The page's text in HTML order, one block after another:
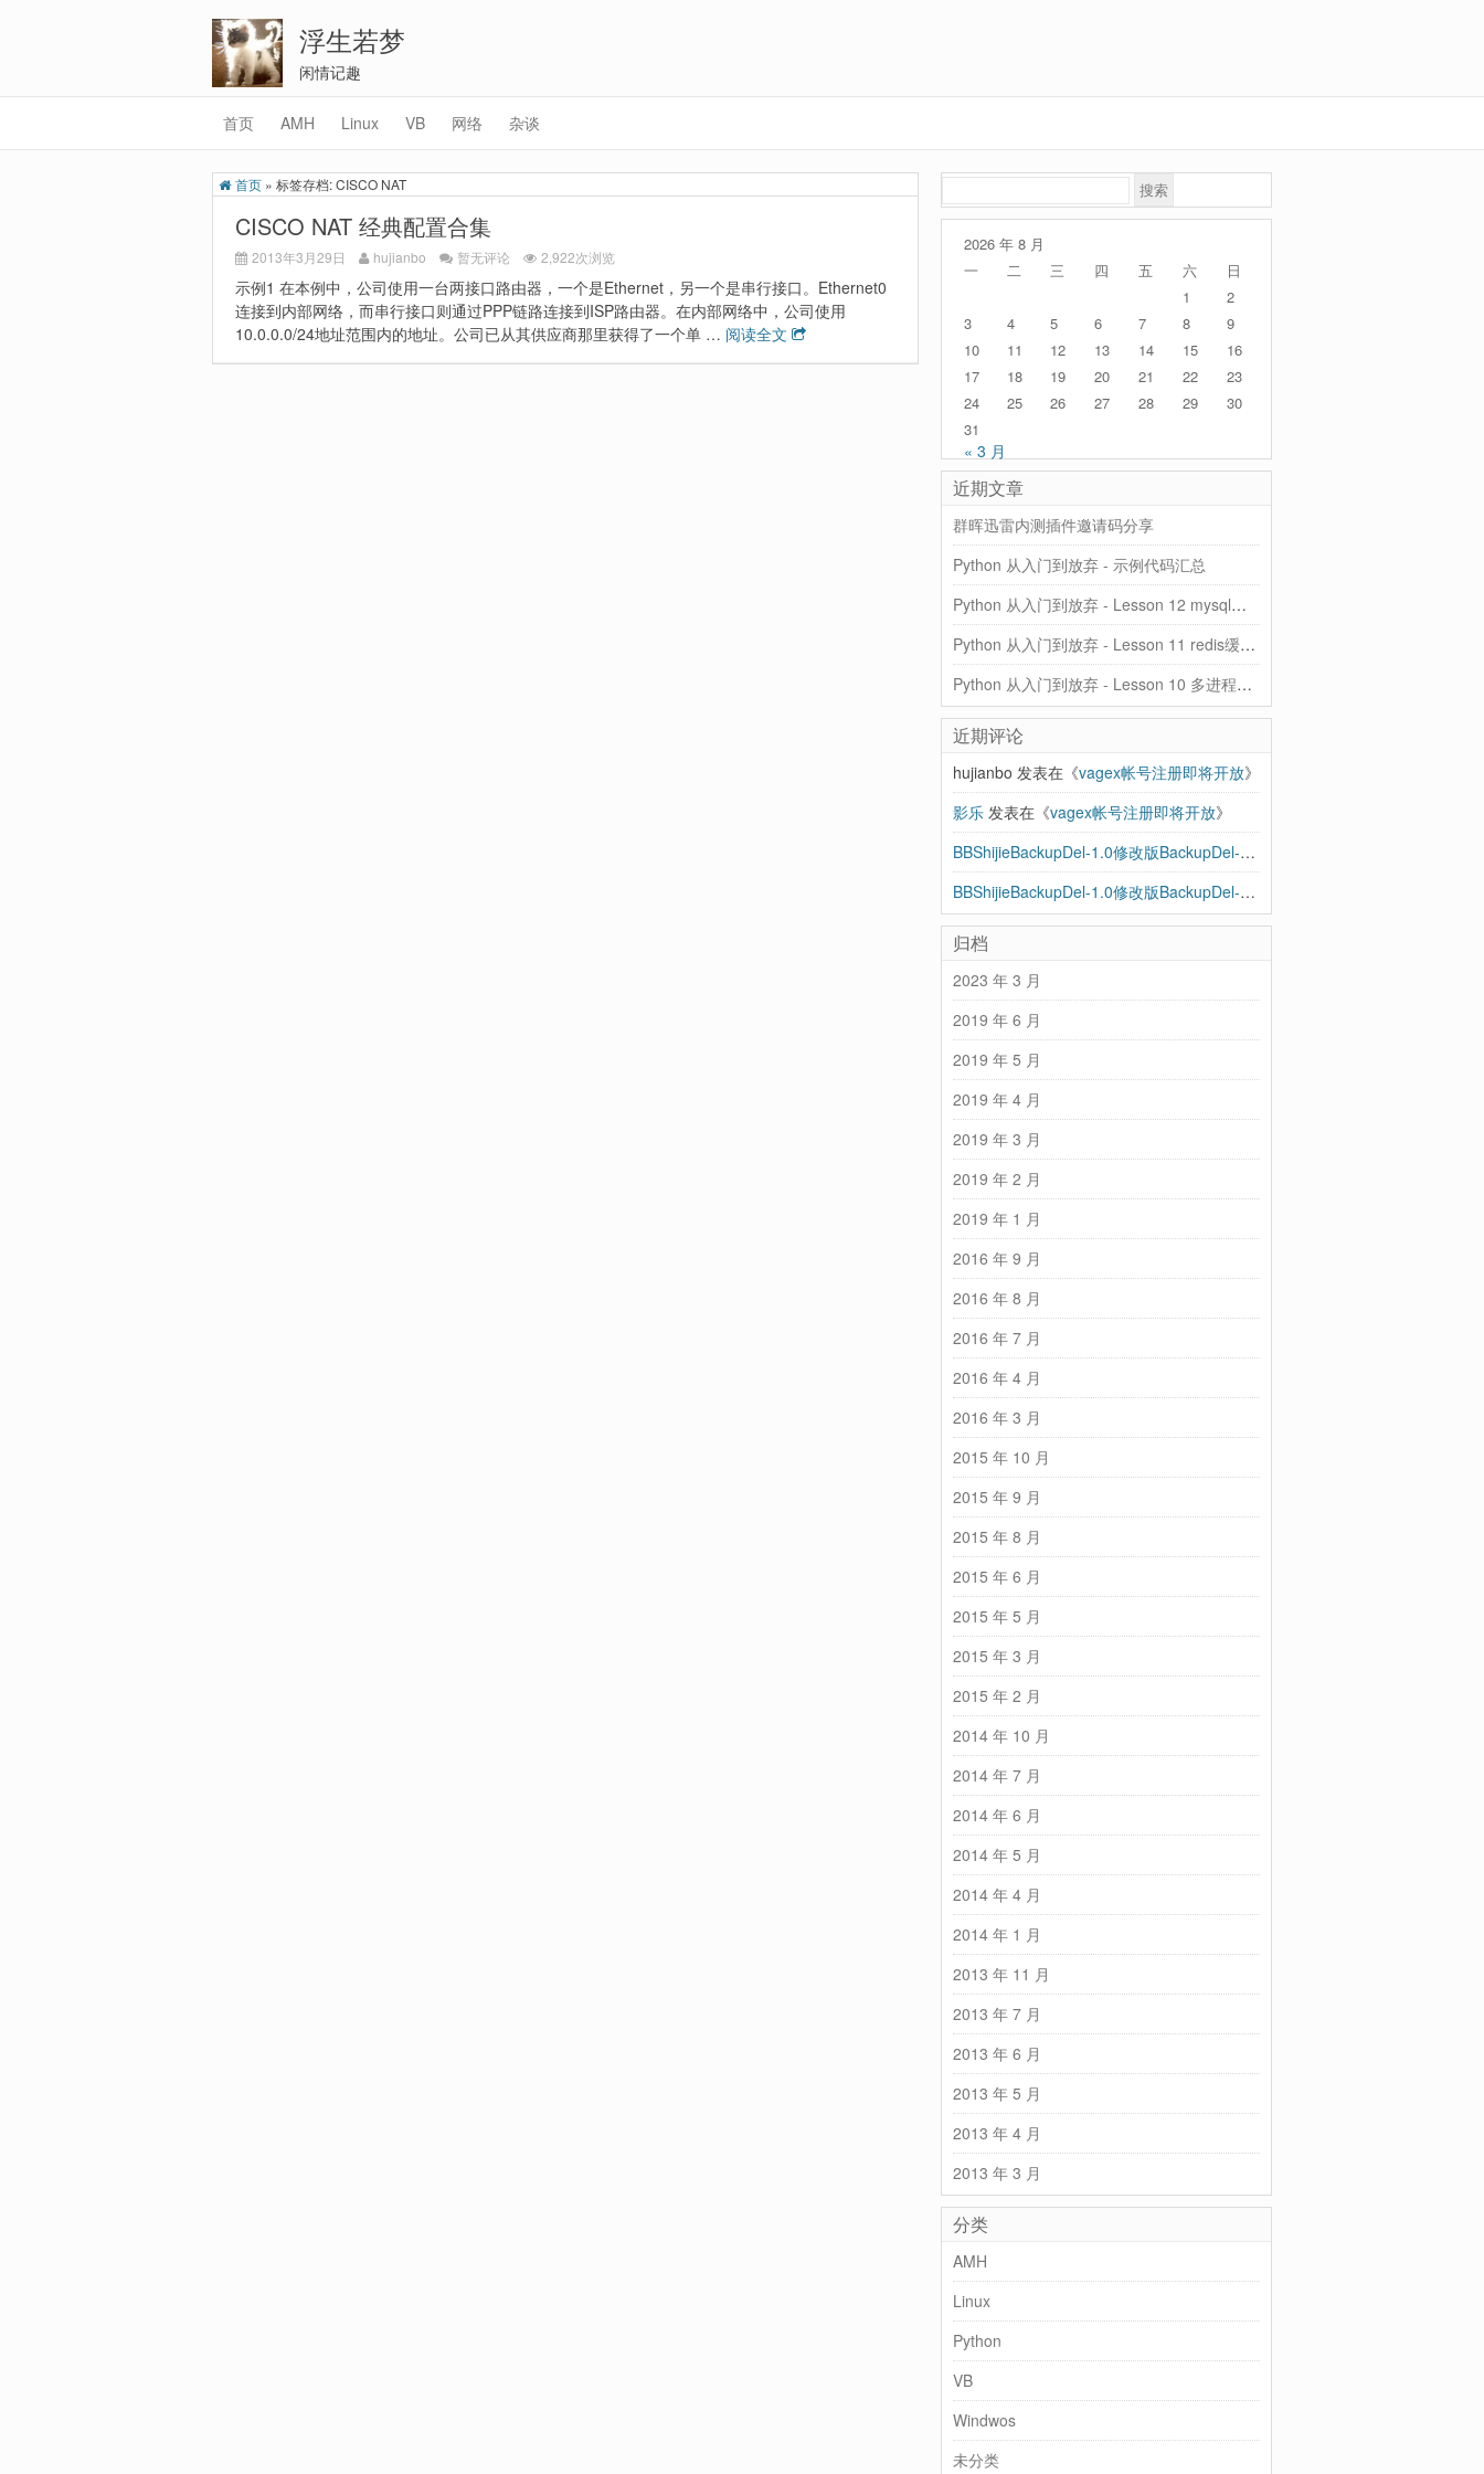
浮生若梦
闲情记趣
首页 AMH Linux VB 网络 杂谈
首页 » 标签存档: CISCO NAT
CISCO NAT 经典配置合集
2013年3月29日 hujianbo 暂无评论 2,922次浏览
示例1 在本例中，公司使用一台两接口路由器，一个是Ethernet，另一个是串行接口。Ethernet0
连接到内部网络，而串行接口则通过PPP链路连接到ISP路由器。在内部网络中，公司使用
10.0.0.0/24地址范围内的地址。公司已从其供应商那里获得了一个单 … 阅读全文
搜
索：
2026 年 8 月
一
二 三 四 五 六
日
1
2
3
4 5 6 7 8
9
10
11 12 13 14 15
16
17
18 19 20 21 22
23
24
25 26 27 28 29
30
31
« 3 月
近期文章
群晖迅雷内测插件邀请码分享
Python 从入门到放弃 - 示例代码汇总
Python 从入门到放弃 - Lesson 12 mysql和ORM
Python 从入门到放弃 - Lesson 11 redis缓存、rabbitMQ队列
Python 从入门到放弃 - Lesson 10 多进程、协程、异步IO
近期评论
hujianbo 发表在《vagex帐号注册即将开放》
影乐 发表在《vagex帐号注册即将开放》
BBShijieBackupDel-1.0修改版BackupDel-2.0到来，增加支持SSH - 忽见博
BBShijieBackupDel-1.0修改版BackupDel-2.0到来，增加支持SSH | 忽见博
归档
2023 年 3 月
2019 年 6 月
2019 年 5 月
2019 年 4 月
2019 年 3 月
2019 年 2 月
2019 年 1 月
2016 年 9 月
2016 年 8 月
2016 年 7 月
2016 年 4 月
2016 年 3 月
2015 年 10 月
2015 年 9 月
2015 年 8 月
2015 年 6 月
2015 年 5 月
2015 年 3 月
2015 年 2 月
2014 年 10 月
2014 年 7 月
2014 年 6 月
2014 年 5 月
2014 年 4 月
2014 年 1 月
2013 年 11 月
2013 年 7 月
2013 年 6 月
2013 年 5 月
2013 年 4 月
2013 年 3 月
分类
AMH
Linux
Python
VB
Windwos
未分类